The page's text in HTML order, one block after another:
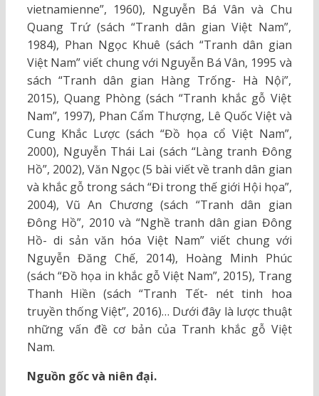
vietnamienne”, 1960), Nguyễn Bá Vân và Chu
Quang Trứ (sách “Tranh dân gian Việt Nam”,
1984), Phan Ngọc Khuê (sách “Tranh dân gian
Việt Nam” viết chung với Nguyễn Bá Vân, 1995 và
sách “Tranh dân gian Hàng Trống- Hà Nội”,
2015), Quang Phòng (sách “Tranh khắc gỗ Việt
Nam”, 1997), Phan Cẩm Thượng, Lê Quốc Việt và
Cung Khắc Lược (sách “Đồ họa cổ Việt Nam”,
2000), Nguyễn Thái Lai (sách “Làng tranh Đông
Hồ”, 2002), Văn Ngọc (5 bài viết về tranh dân gian
và khắc gỗ trong sách “Đi trong thế giới Hội họa”,
2004), Vũ An Chương (sách “Tranh dân gian
Đông Hồ”, 2010 và “Nghề tranh dân gian Đông
Hồ- di sản văn hóa Việt Nam” viết chung với
Nguyễn Đăng Chế, 2014), Hoàng Minh Phúc
(sách “Đồ họa in khắc gỗ Việt Nam”, 2015), Trang
Thanh Hiền (sách “Tranh Tết- nét tinh hoa
truyền thống Việt”, 2016)… Dưới đây là lược thuật
những vấn đề cơ bản của Tranh khắc gỗ Việt
Nam.
Nguồn gốc và niên đại.